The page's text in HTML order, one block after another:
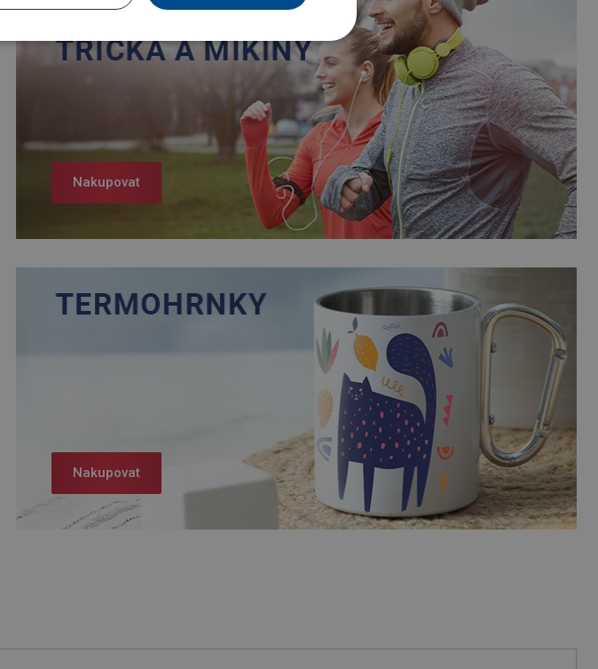
Nakupovat
Nakupovat